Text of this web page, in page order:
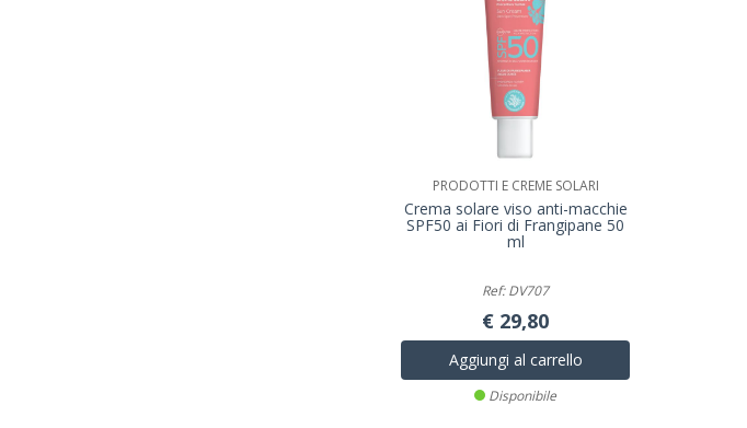
PRODOTTI E CREME SOLARI
Crema solare viso anti-macchie
SPF50 ai Fiori di Frangipane 50
ml
Ref: DV707
€ 29,80
Aggiungi al carrello
Disponibile